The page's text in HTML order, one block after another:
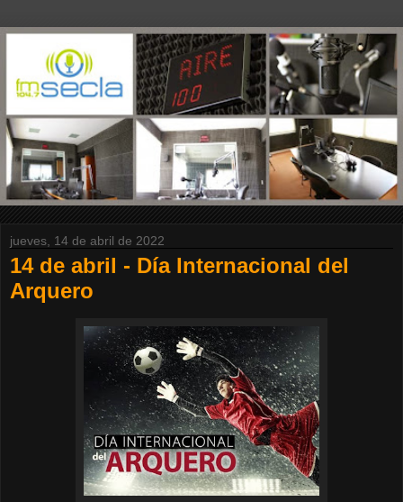
jueves, 14 de abril de 2022
14 de abril - Día Internacional del
Arquero